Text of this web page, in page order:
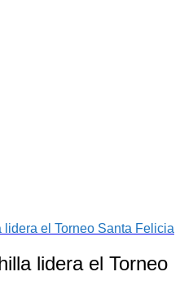
el Torneo Santa Felicia
lidera el Torneo